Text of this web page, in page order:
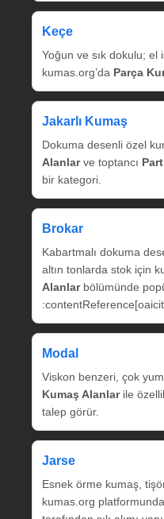
Keçe
Yoğun ve sık dokulu; el
kumas.org’da Parça
Jakarlı Kumaş
Dokuma desenli özel
Alanlarve toptancı
bir kategori.
Brokar
Kabartmalı dokuma
altın tonlarda stok için
Alanlarbölümünde
Modal
Viskon benzeri, çok
Kumaş Alanlarile
talep görür.
Jarse
Esnek örme kumaş,
kumas.org platformunda